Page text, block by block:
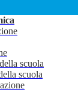
scuola
scuola